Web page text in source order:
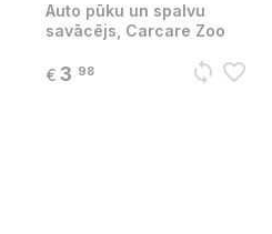
Auto pūku un spalvu
savācējs, Carcare Zoo
€ 3 98 sync favorite_border